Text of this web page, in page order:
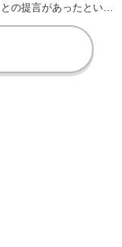
の提言があったとい